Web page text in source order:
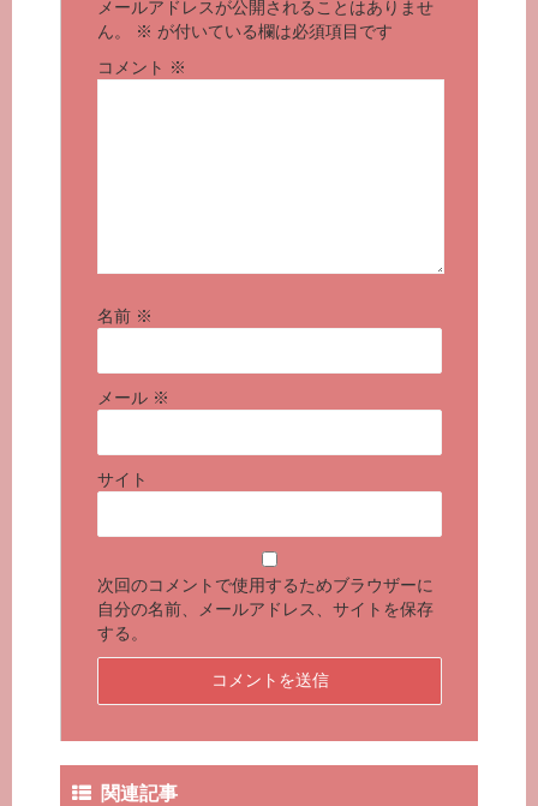
メールアドレスが公開されることはありませ
ん。
※ が付いている欄は必須項目です
コメント ※
名前 ※
メール ※
サイト
次回のコメントで使用するためブラウザーに
自分の名前、メールアドレス、サイトを保存
する。
関連記事